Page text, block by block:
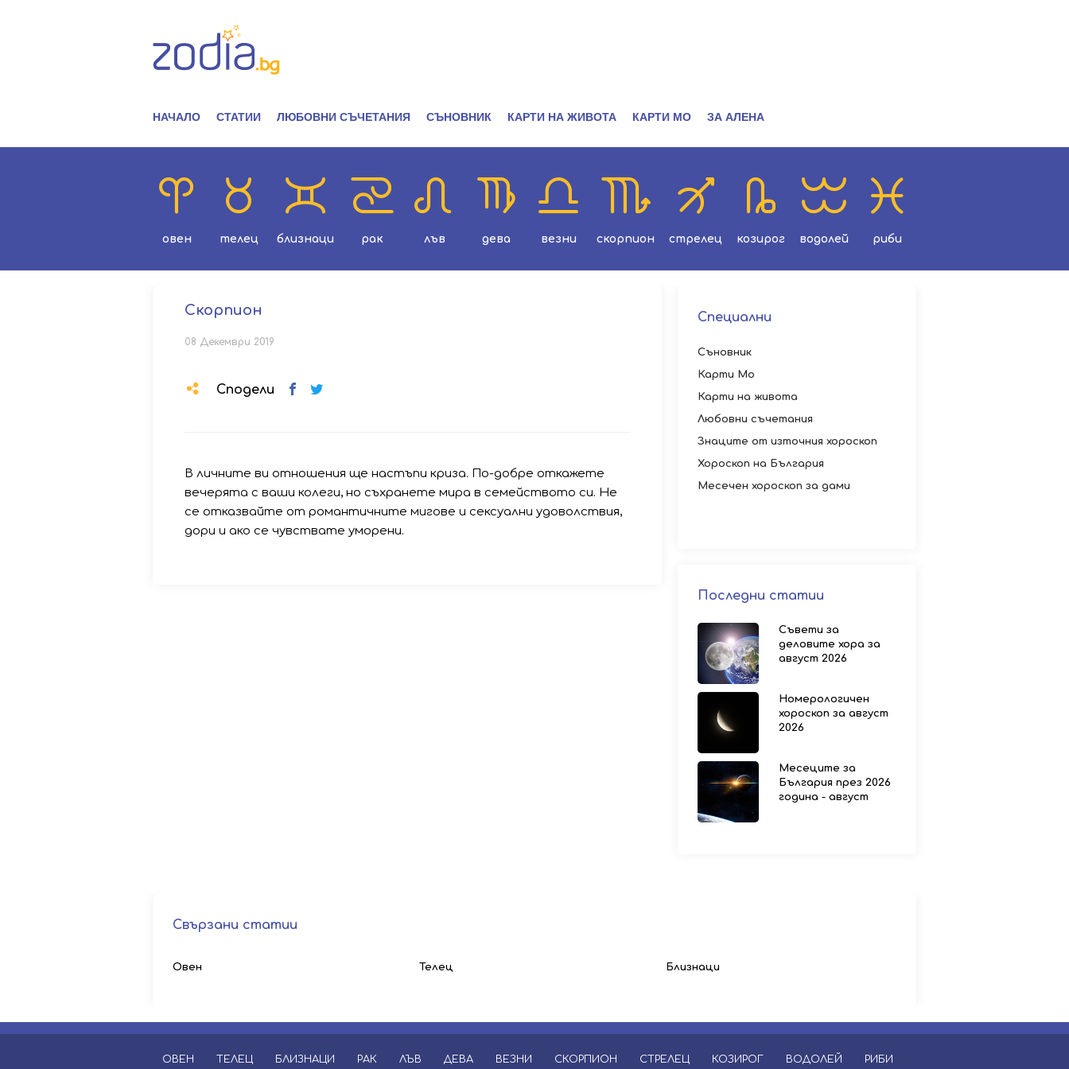
НАЧАЛО СТАТИИ ЛЮБОВНИ СЪЧЕТАНИЯ СЪНОВНИК КАРТИ НА ЖИВОТА КАРТИ МО ЗА АЛЕНА
овен телец близнаци рак лъв дева везни скорпион стрелец козирог водолей риби
Скорпион
08 Декември 2019
Сподели
В личните ви отношения ще настъпи криза. По-добре откажете
вечерята с ваши колеги, но съхранете мира в семейството си. Не
се отказвайте от романтичните мигове и сексуални удоволствия,
дори и ако се чувствате уморени.
Специални
Съновник
Карти Мо
Карти на живота
Любовни съчетания
Знаците от източния хороскоп
Хороскоп на България
Месечен хороскоп за дами
Последни статии
Съвети за
деловите хора за
август 2026
Номерологичен
хороскоп за август
2026
Месеците за
България през 2026
година - август
Свързани статии
Овен Телец Близнаци
ОВЕН ТЕЛЕЦ БЛИЗНАЦИ РАК ЛЪВ ДЕВА ВЕЗНИ СКОРПИОН СТРЕЛЕЦ КОЗИРОГ ВОДОЛЕЙ РИБИ